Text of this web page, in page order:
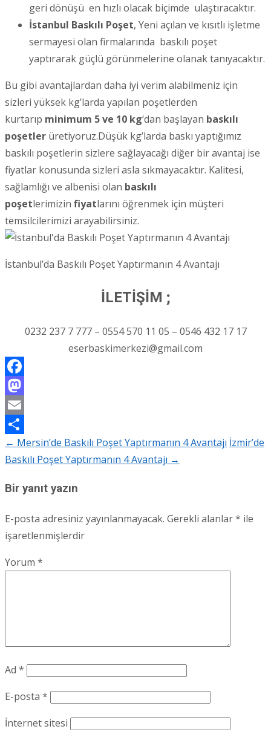
geri dönüşü en hızlı olacak biçimde ulaştıracaktır.
İstanbul Baskılı Poşet, Yeni açılan ve kısıtlı işletme
sermayesi olan firmalarında baskılı poşet
yaptırarak güçlü görünmelerine olanak tanıyacaktır.
Bu gibi avantajlardan daha iyi verim alabilmeniz için
sizleri yüksek kg’larda yapılan poşetlerden
kurtarıp minimum 5 ve 10 kg‘dan başlayan baskılı
poşetler üretiyoruz.Düşük kg’larda baskı yaptığımız
baskılı poşetlerin sizlere sağlayacağı diğer bir avantaj ise
fiyatlar konusunda sizleri asla sıkmayacaktır. Kalitesi,
sağlamlığı ve albenisi olan baskılı
poşetlerimizin fiyatlarını öğrenmek için müşteri
temsilcilerimizi arayabilirsiniz.
İstanbul’da Baskılı Poşet Yaptırmanın 4 Avantajı
İLETİŞİM ;
0232 237 7 777 – 0554 570 11 05 – 0546 432 17 17
eserbaskimerkezi@gmail.com
Facebook
Mastodon
Email
Share
Post
← Mersin’de Baskılı Poşet Yaptırmanın 4 Avantajı İzmir’de
Baskılı Poşet Yaptırmanın 4 Avantajı →
Bir yanıt yazın
E-posta adresiniz yayınlanmayacak. Gerekli alanlar* ile
işaretlenmişlerdir
Yorum *
Ad *
E-posta *
İnternet sitesi